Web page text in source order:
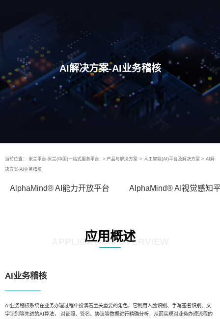
AI解决方案-AI业务稽核
当前位置： 米兰平台-米兰(中国)一站式服务平台, > 产品与解决方案 > 人工智能(AI)平台及解决方案 > AI解
决方案-AI业务稽核
AlphaMind® AI能力开放平台 AlphaMind® AI视觉感知
应用概述
APPLICATION OVERVIEW
AI业务稽核
AI业务稽核系统在业务办理过程中扮演着至关重要的角色，它利用人脸识别、手写签名识别、文
字识别等先进的AI算法， 对证照、签名、协议等数据进行精确分析，从而实现对业务办理流程的